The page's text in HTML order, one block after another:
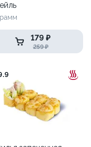
179 ₽
259 ₽